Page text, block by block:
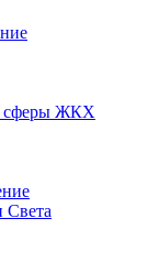
сферы ЖКХ
Света